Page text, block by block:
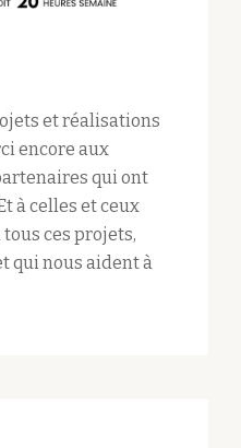
et réalisations
encore aux
qui ont
à celles et ceux
ces projets,
qui nous aident à